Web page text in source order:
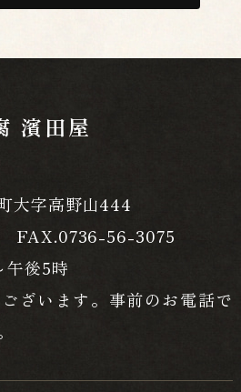
濱田屋
大字高野山444
FAX.0736-56-3075
午後5時
ざいます。事前のお電話で